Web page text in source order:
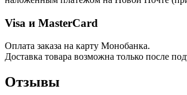
Visa и MasterCard
Оплата заказа на карту Монобанка.
Доставка товара возможна только после
Отзывы